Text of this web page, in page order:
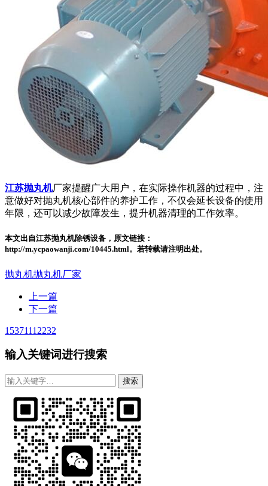
江苏抛丸机厂家提醒广大用户，在实际操作机器的过程中，注
意做好对抛丸机核心部件的养护工作，不仅会延长设备的使用
年限，还可以减少故障发生，提升机器清理的工作效率。
本文出自江苏抛丸机除锈设备，原文链接：
http://m.ycpaowanji.com/10445.html。若转载请注明出处。
抛丸机抛丸机厂家
上一篇
下一篇
15371112232
输入关键词进行搜索